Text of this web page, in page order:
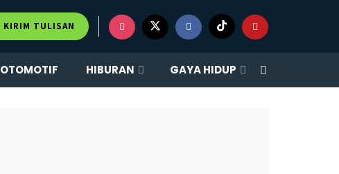
KIRIM TULISAN
OTOMOTIF HIBURAN GAYA HIDUP